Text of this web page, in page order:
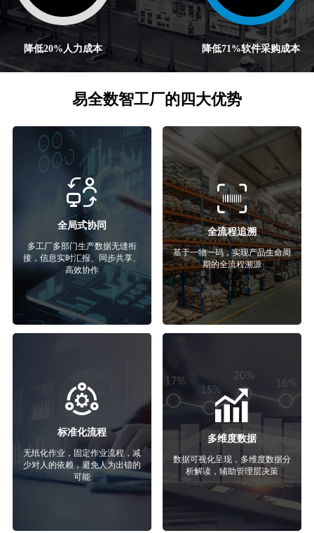
降低20%人力成本 降低71%软件采购成本
易全数智工厂的四大优势
全局式协同
多工厂多部门生产数据无缝衔
接，信息实时汇报、同步共享、
高效协作
全流程追溯
基于一物一码，实现产品生命周
期的全流程溯源
标准化流程
无纸化作业，固定作业流程，减
少对人的依赖，避免人为出错的
可能
多维度数据
数据可视化呈现，多维度数据分
析解读，辅助管理层决策